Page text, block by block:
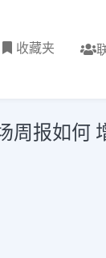
收藏夹
周报如